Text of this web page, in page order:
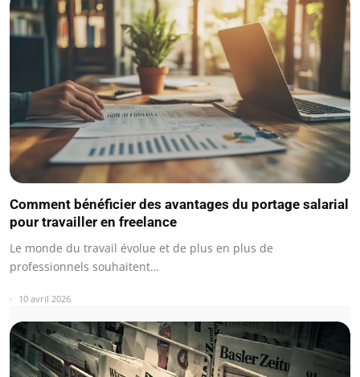
Comment bénéficier des avantages du portage salarial
pour travailler en freelance
Le monde du travail évolue et de plus en plus de
professionnels souhaitent…
10 avril 2026